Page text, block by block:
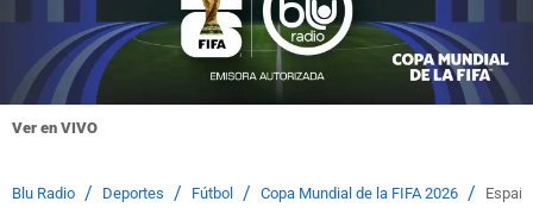
Ver en VIVO
Blu Radio / Deportes / Fútbol / Copa Mundial de la FIFA 2026 /